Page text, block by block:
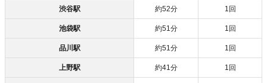
渋谷駅 約52分 1回
池袋駅 約51分 1回
品川駅 約51分 1回
上野駅 約41分 1回